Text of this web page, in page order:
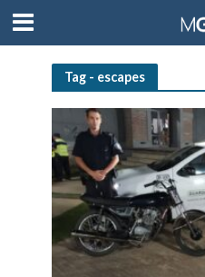
Tag - escapes